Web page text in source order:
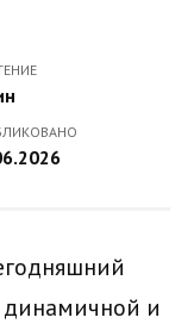
динамичной и